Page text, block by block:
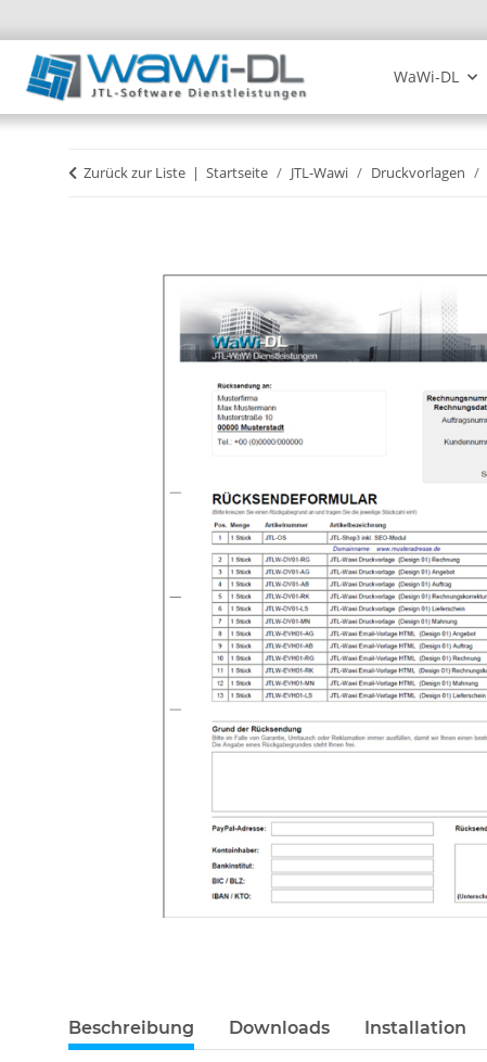
WaWi-DL
Zurück zur Liste Startseite JTL-Wawi Druckvorlagen
Beschreibung Downloads Installation